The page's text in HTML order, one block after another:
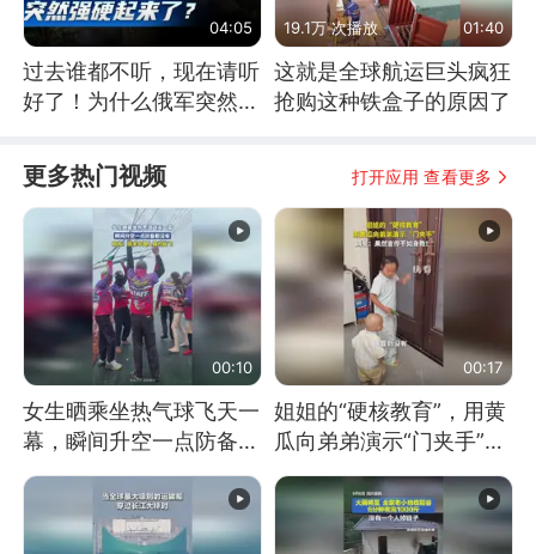
04:05
过去谁都不听，现在请听
好了！为什么俄军突然强
19.1万 次播放 01:40
这就是全球航运巨头疯狂
抢购这种铁盒子的原因了
更多热门视频 打开应用 查看更多
00:10
女生晒乘坐热气球飞天一
幕，瞬间升空一点防备都
没有
00:17
姐姐的“硬核教育”，用黄
瓜向弟弟演示“门夹手”，
网友：果然言传不如身
教！